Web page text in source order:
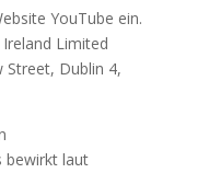
YouTube ein.
Limited
Street, Dublin 4,
bewirkt laut